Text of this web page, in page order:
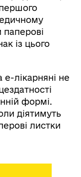
паперові
із цього
е-лікарняні не
формі.
діятимуть
листки